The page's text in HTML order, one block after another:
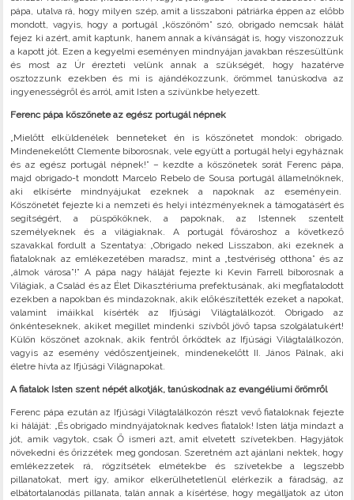
pápa, utalva rá, hogy milyen szép, amit a lisszaboni pátriárka éppen az előbb
mondott, vagyis, hogy a portugál „köszönöm” szó, obrigado nemcsak hálát
fejez ki azért, amit kaptunk, hanem annak a kívánságát is, hogy viszonozzuk
a kapott jót. Ezen a kegyelmi eseményen mindnyájan javakban részesültünk
és most az Úr érezteti velünk annak a szükségét, hogy hazatérve
osztozzunk ezekben és mi is ajándékozzunk, örömmel tanúskodva az
ingyenességről és arról, amit Isten a szívünkbe helyezett.
Ferenc pápa köszönete az egész portugál népnek
„Mielőtt elküldenélek benneteket én is köszönetet mondok: obrigado.
Mindenekelőtt Clemente bíborosnak, vele együtt a portugál helyi egyháznak
és az egész portugál népnek!” – kezdte a köszönetek sorát Ferenc pápa,
majd obrigado-t mondott Marcelo Rebelo de Sousa portugál államelnöknek,
aki elkísérte mindnyájukat ezeknek a napoknak az eseményein.
Köszönetét fejezte ki a nemzeti és helyi intézményeknek a támogatásért és
segítségért, a püspököknek, a papoknak, az Istennek szentelt
személyeknek és a világiaknak. A portugál fővároshoz a következő
szavakkal fordult a Szentatya: „Obrigado neked Lisszabon, aki ezeknek a
fiataloknak az emlékezetében maradsz, mint a „testvériség otthona” és az
„álmok városa”!” A pápa nagy háláját fejezte ki Kevin Farrell bíborosnak a
Világiak, a Család és az Élet Dikasztériuma prefektusának, aki megfiatalodott
ezekben a napokban és mindazoknak, akik előkészítették ezeket a napokat,
valamint imáikkal kísérték az Ifjúsági Világtalálkozót. Obrigado az
önkénteseknek, akiket megillet mindenki szívből jövő tapsa szolgálatukért!
Külön köszönet azoknak, akik fentről őrködtek az Ifjúsági Világtalálkozón,
vagyis az esemény védőszentjeinek, mindenekelőtt II. János Pálnak, aki
életre hívta az Ifjúsági Világnapokat.
A fiatalok Isten szent népét alkotják, tanúskodnak az evangéliumi örömről
Ferenc pápa ezután az Ifjúsági Világtalálkozón részt vevő fiataloknak fejezte
ki háláját: „És obrigado mindnyájatoknak kedves fiatalok! Isten látja mindazt a
jót, amik vagytok, csak Ő ismeri azt, amit elvetett szívetekben. Hagyjátok
növekedni és őrizzétek meg gondosan. Szeretném azt ajánlani nektek, hogy
emlékezzetek rá, rögzítsétek elmétekbe és szívetekbe a legszebb
pillanatokat, mert így, amikor elkerülhetetlenül elérkezik a fáradság, az
elbátortalanodás pillanata, talán annak a kísértése, hogy megálljatok az úton